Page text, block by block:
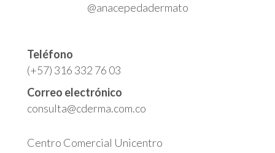
@anacepedadermato
Teléfono
(+57) 316 332 76 03
Correo electrónico
consulta@cderma.com.co
Centro Comercial Unicentro